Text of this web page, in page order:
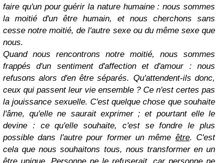
faire qu'un pour guérir la nature humaine : nous sommes
la moitié d'un être humain, et nous cherchons sans
cesse notre moitié, de l'autre sexe ou du même sexe que
nous.
Quand nous rencontrons notre moitié, nous sommes
frappés d'un sentiment d'affection et d'amour : nous
refusons alors d'en être séparés. Qu'attendent-ils donc,
ceux qui passent leur vie ensemble ? Ce n'est certes pas
la jouissance sexuelle. C'est quelque chose que souhaite
l'âme, qu'elle ne saurait exprimer ; et pourtant elle le
devine : ce qu'elle souhaite, c'est se fondre le plus
possible dans l'autre pour former un même être. C'est
cela que nous souhaitons tous, nous transformer en un